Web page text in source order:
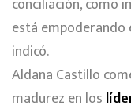
está empoderando
indicó.
Aldana Castillo
madurez en los